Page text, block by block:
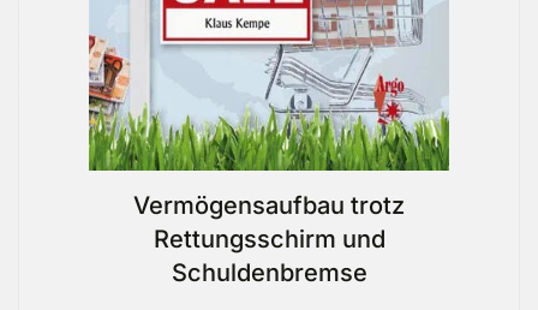
Vermögensaufbau trotz
Rettungsschirm und
Schuldenbremse